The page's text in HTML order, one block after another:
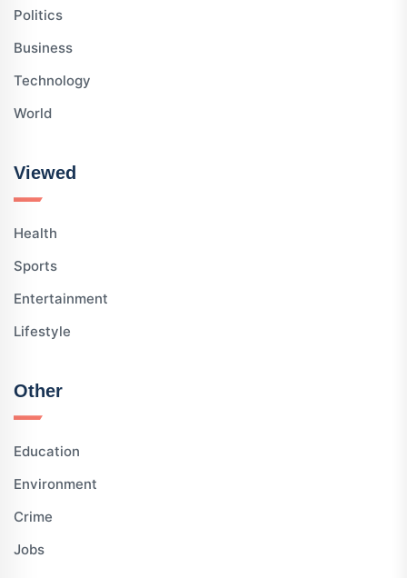
Politics
Business
Technology
World
Viewed
Health
Sports
Entertainment
Lifestyle
Other
Education
Environment
Crime
Jobs